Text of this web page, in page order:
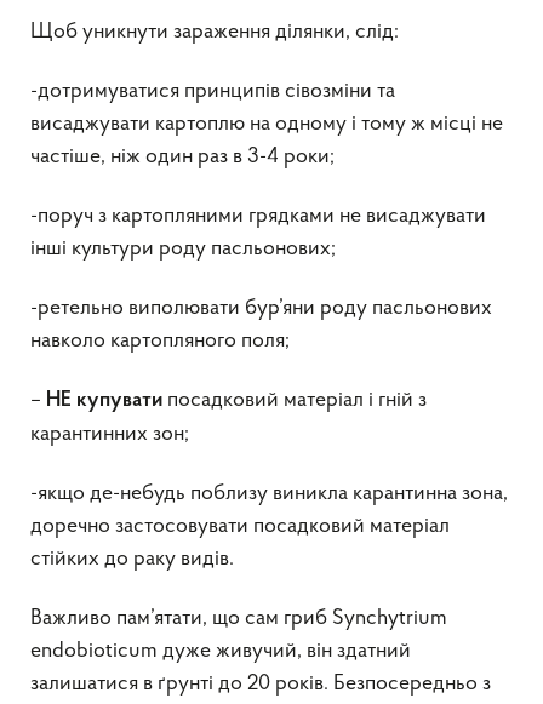
Щоб уникнути зараження ділянки, слід:
-дотримуватися принципів сівозміни та
висаджувати картоплю на одному і тому ж місці не
частіше, ніж один раз в 3-4 роки;
-поруч з картопляними грядками не висаджувати
інші культури роду пасльонових;
-ретельно виполювати бур’яни роду пасльонових
навколо картопляного поля;
– НЕ купувати посадковий матеріал і гній з
карантинних зон;
-якщо де-небудь поблизу виникла карантинна зона,
доречно застосовувати посадковий матеріал
стійких до раку видів.
Важливо пам’ятати, що сам гриб Synchytrium
endobioticum дуже живучий, він здатний
залишатися в ґрунті до 20 років. Безпосередньо з